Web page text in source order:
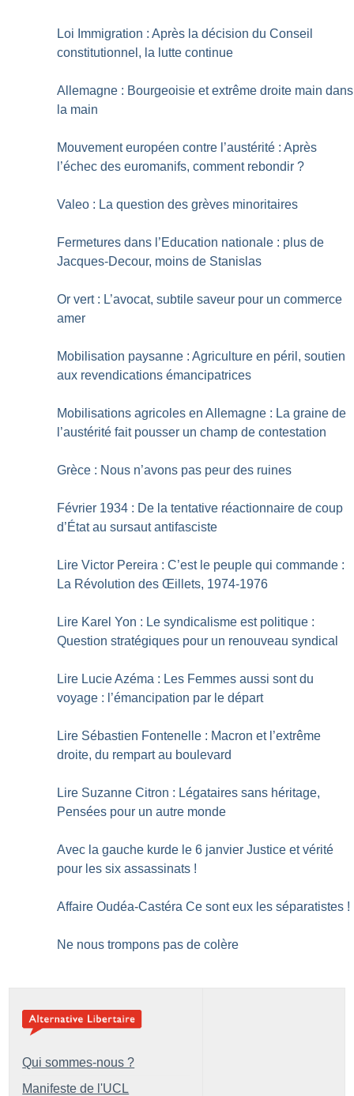
Loi Immigration : Après la décision du Conseil
constitutionnel, la lutte continue
Allemagne : Bourgeoisie et extrême droite main dans
la main
Mouvement européen contre l’austérité : Après
l’échec des euromanifs, comment rebondir ?
Valeo : La question des grèves minoritaires
Fermetures dans l’Education nationale : plus de
Jacques-Decour, moins de Stanislas
Or vert : L’avocat, subtile saveur pour un commerce
amer
Mobilisation paysanne : Agriculture en péril, soutien
aux revendications émancipatrices
Mobilisations agricoles en Allemagne : La graine de
l’austérité fait pousser un champ de contestation
Grèce : Nous n’avons pas peur des ruines
Février 1934 : De la tentative réactionnaire de coup
d’État au sursaut antifasciste
Lire Victor Pereira : C’est le peuple qui commande :
La Révolution des Œillets, 1974-1976
Lire Karel Yon : Le syndicalisme est politique :
Question stratégiques pour un renouveau syndical
Lire Lucie Azéma : Les Femmes aussi sont du
voyage : l’émancipation par le départ
Lire Sébastien Fontenelle : Macron et l’extrême
droite, du rempart au boulevard
Lire Suzanne Citron : Légataires sans héritage,
Pensées pour un autre monde
Avec la gauche kurde le 6 janvier Justice et vérité
pour les six assassinats !
Affaire Oudéa-Castéra Ce sont eux les séparatistes !
Ne nous trompons pas de colère
Qui sommes-nous ?
Manifeste de l'UCL